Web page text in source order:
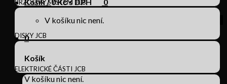
V košíku nic není.
0
Košík
V košíku nic není.
BRZDOVÝ SYSTÉM JCB
DISKY JCB
ELEKTRICKÉ ČÁSTI JCB